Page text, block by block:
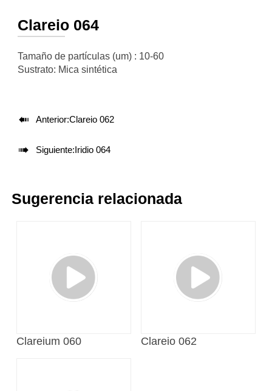
Clareio 064
Tamaño de partículas (um) : 10-60
Sustrato: Mica sintética
 Anterior:Clareio 062
 Siguiente:Iridio 064
Sugerencia relacionada
Clareium 060 Clareio 062